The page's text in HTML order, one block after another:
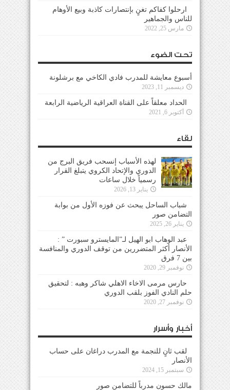
ارحلوا كفاكم تغنٍ بإنتصارات كاذبة وبيع الأوهام
للناس والجماهير
مارس 25, 2022
تحت الضوء
أسبوع معايشة للمدرب فادي الكاخي مع برشلونة
ديسمبر 11, 2023
الحداد معلقاً على القناة العراقية الرياضية الرابعة
أكتوبر 6, 2021
لقاء
لهذه الأسباب إنسحب فريق البرج من
الدوري والإتحاد الكروي يتبلغ القرار
رسمياً خلال ساعات
يناير 13, 2026
شباب الساحل يبحث عن فوزه الأول من بوابة
التضامن صور
يناير 26, 2025
عبد الوهاب ابو الهيل لـ”المايسترو سبورت ” :
الأنصار أكثر المتضررين من توقف الدوري والمنافسة
بين 7 فرق
نوفمبر 29, 2020
حارس مرمى الاخاء الاهلي شاكر وهبه : لتحقيق
حلم النادي الفوز بلقب الدوري
نوفمبر 27, 2020
أخبار وأسرار
لقب ثانٍ للنجمة مع المدرب دراغان على حساب
الأنصار
سبتمبر 15, 2024
مالك حسون مدرباً للتضامن صور